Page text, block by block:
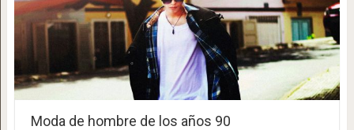
Moda de hombre de los años 90